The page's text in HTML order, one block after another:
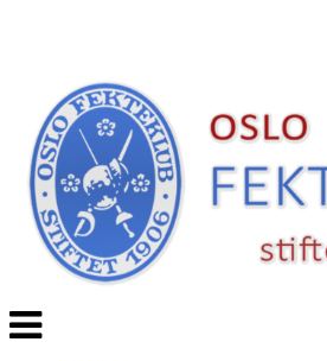
Veksle
navigasjon